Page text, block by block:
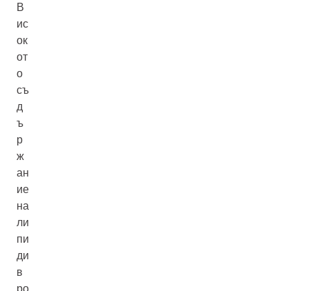
В
ис
ок
от
о
съ
д
ъ
р
ж
ан
ие
на
ли
пи
ди
в
ро